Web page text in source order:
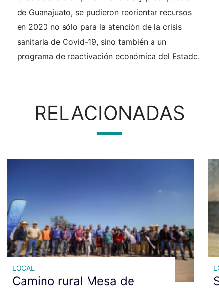
de Guanajuato, se pudieron reorientar recursos
en 2020 no sólo para la atención de la crisis
sanitaria de Covid-19, sino también a un
programa de reactivación económica del Estado.
RELACIONADAS
LOCAL
Camino rural Mesa de